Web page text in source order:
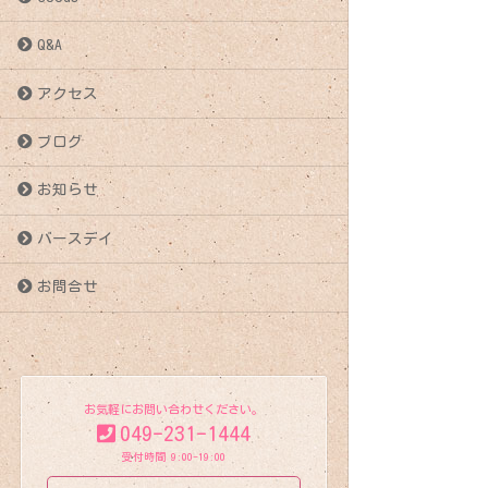
Q&A
アクセス
ブログ
お知らせ
バースデイ
お問合せ
お気軽にお問い合わせください。
049-231-1444
受付時間 9:00-19:00